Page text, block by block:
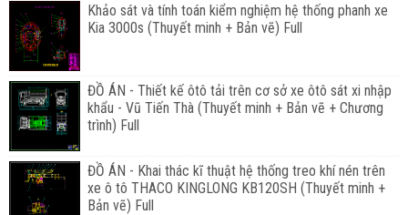
Khảo sát và tính toán kiểm nghiệm hệ thống phanh xe
Kia 3000s (Thuyết minh + Bản vẽ) Full
ĐỒ ÁN - Thiết kế ôtô tải trên cơ sở xe ôtô sát xi nhập
khẩu - Vũ Tiến Thà (Thuyết minh + Bản vẽ + Chương
trình) Full
ĐỒ ÁN - Khai thác kĩ thuật hệ thống treo khí nén trên
xe ô tô THACO KINGLONG KB120SH (Thuyết minh +
Bản vẽ) Full